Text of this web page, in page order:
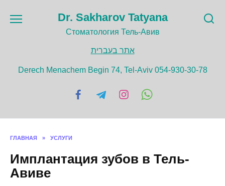
Dr. Sakharov Tatyana
Cтоматология Тель-Авив
אתר בעברית
Derech Menachem Begin 74, Tel-Aviv 054-930-30-78
ГЛАВНАЯ » УСЛУГИ
Имплантация зубов в Тель-
Авиве